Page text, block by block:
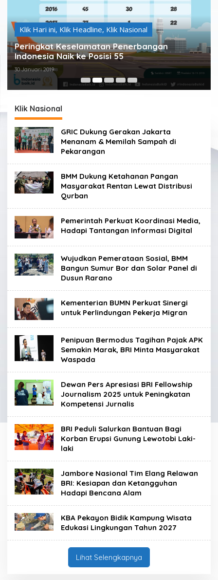
Klik Hari ini, Klik Headline, Klik Nasional
Peringkat Keselamatan Penerbangan
Indonesia Naik ke Posisi 55
30 Januari 2019
Klik Nasional
GRIC Dukung Gerakan Jakarta
Menanam & Memilah Sampah di
Pekarangan
BMM Dukung Ketahanan Pangan
Masyarakat Rentan Lewat Distribusi
Qurban
Pemerintah Perkuat Koordinasi Media,
Hadapi Tantangan Informasi Digital
Wujudkan Pemerataan Sosial, BMM
Bangun Sumur Bor dan Solar Panel di
Dusun Rarano
Kementerian BUMN Perkuat Sinergi
untuk Perlindungan Pekerja Migran
Penipuan Bermodus Tagihan Pajak APK
Semakin Marak, BRI Minta Masyarakat
Waspada
Dewan Pers Apresiasi BRI Fellowship
Journalism 2025 untuk Peningkatan
Kompetensi Jurnalis
BRI Peduli Salurkan Bantuan Bagi
Korban Erupsi Gunung Lewotobi Laki-
laki
Jambore Nasional Tim Elang Relawan
BRI: Kesiapan dan Ketangguhan
Hadapi Bencana Alam
KBA Pekayon Bidik Kampung Wisata
Edukasi Lingkungan Tahun 2027
Lihat Selengkapnya